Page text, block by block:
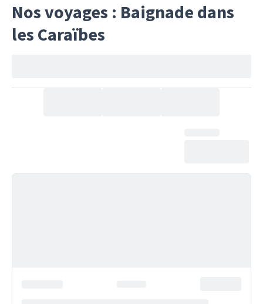
Nos voyages : Baignade dans
les Caraïbes